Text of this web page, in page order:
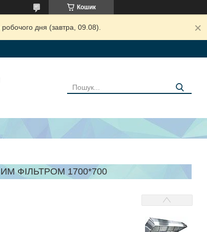
Кошик
дня (завтра, 09.08).
ФІЛЬТРОМ 1700*700